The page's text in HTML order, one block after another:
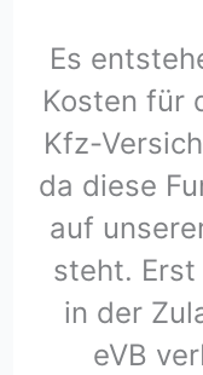
Es
Kosten für
Kfz-
da diese
auf
steht.
in der
eVB